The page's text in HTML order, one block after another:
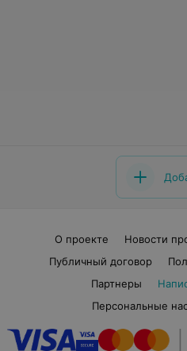
О проекте Новости
Публичный договор
Партнеры
Персональные